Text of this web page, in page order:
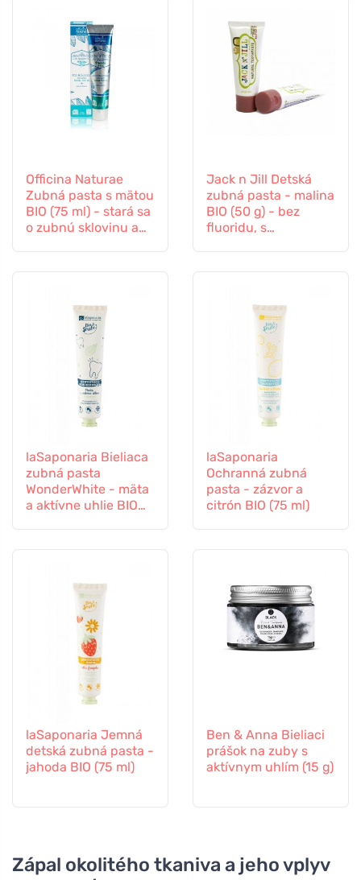
Officina Naturae
Zubná pasta s mätou
BIO (75 ml) - stará sa
o zubnú sklovinu a
Jack n Jill Detská
zubná pasta - malina
BIO (50 g) - bez
fluoridu, s
laSaponaria Bieliaca
zubná pasta
WonderWhite - mäta
a aktívne uhlie BIO
laSaponaria
Ochranná zubná
pasta - zázvor a
citrón BIO (75 ml)
laSaponaria Jemná
detská zubná pasta -
jahoda BIO (75 ml)
Ben & Anna Bieliaci
prášok na zuby s
aktívnym uhlím (15 g)
Zápal okolitého tkaniva a jeho vplyv